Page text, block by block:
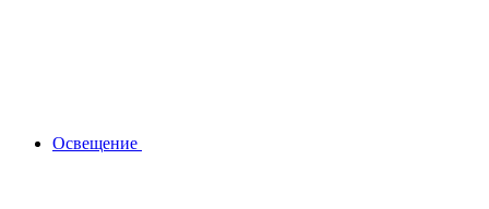
Освещение